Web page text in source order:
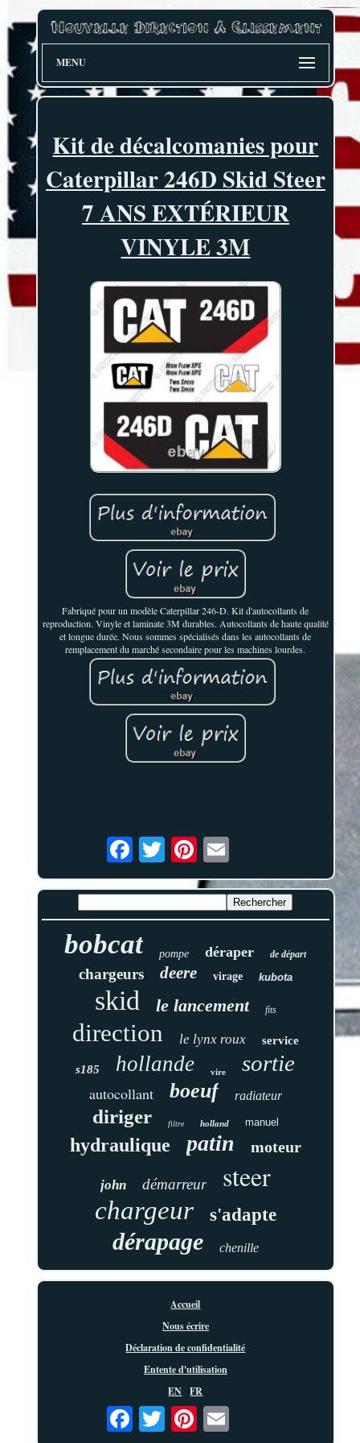
MENU
Kit de décalcomanies pour
Caterpillar 246D Skid Steer
7 ANS EXTÉRIEUR
VINYLE 3M
Fabriqué pour un modèle Caterpillar 246-D. Kit d'autocollants de
reproduction. Vinyle et laminate 3M durables. Autocollants de haute qualité
et longue durée. Nous sommes spécialisés dans les autocollants de
remplacement du marché secondaire pour les machines lourdes.
bobcat pompe déraper de départ
chargeurs deere virage kubota
skid le lancement fits
direction le lynx roux service
s185 hollande vire sortie
autocollant boeuf radiateur
diriger filtre holland manuel
hydraulique patin moteur
john démarreur steer
chargeur s'adapte
dérapage chenille
Accueil
Nous écrire
Déclaration de confidentialité
Entente d'utilisation
EN
FR